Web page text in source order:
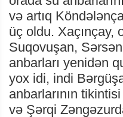
və artıq
üç oldu. Xaçınçay,
Suqovuşan,
anbarları yenidən
yox idi, indi
anbarlarının
və Şərqi